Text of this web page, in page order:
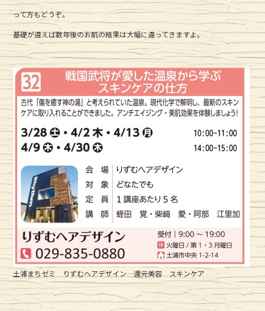
って方もどうぞ。
基礎が違えば数年後のお肌の結果は大幅に違ってきますよ。
土浦まちゼミ りずむヘアデザイン 還元美容 スキンケア